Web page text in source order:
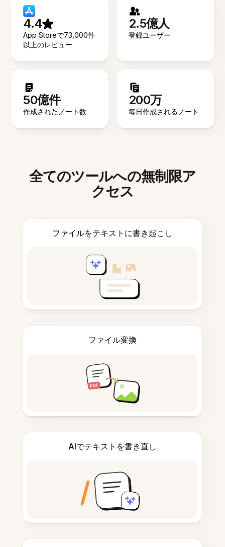
4.4
App Storeで73,000件
以上のレビュー
2.5億人
登録ユーザー
50億件
作成されたノート数
200万
毎日作成されるノート
全てのツールへの無制限ア
クセス
ファイルをテキストに書き起こし
ファイル変換
AIでテキストを書き直し